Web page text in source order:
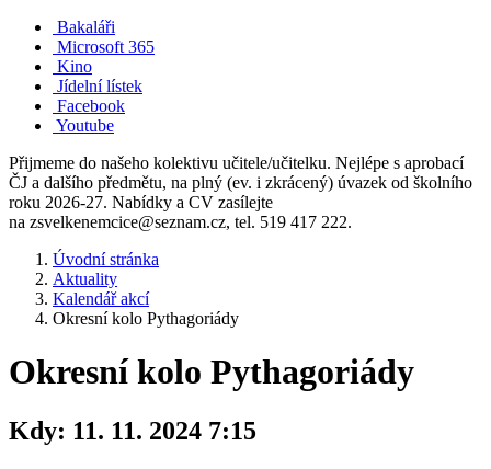
Bakaláři
Microsoft 365
Kino
Jídelní lístek
Facebook
Youtube
Přijmeme do našeho kolektivu učitele/učitelku. Nejlépe s aprobací
ČJ a dalšího předmětu, na plný (ev. i zkrácený) úvazek od školního
roku 2026-27. Nabídky a CV zasílejte
na zsvelkenemcice@seznam.cz, tel. 519 417 222.
Úvodní stránka
Aktuality
Kalendář akcí
Okresní kolo Pythagoriády
Okresní kolo Pythagoriády
Kdy: 11. 11. 2024 7:15